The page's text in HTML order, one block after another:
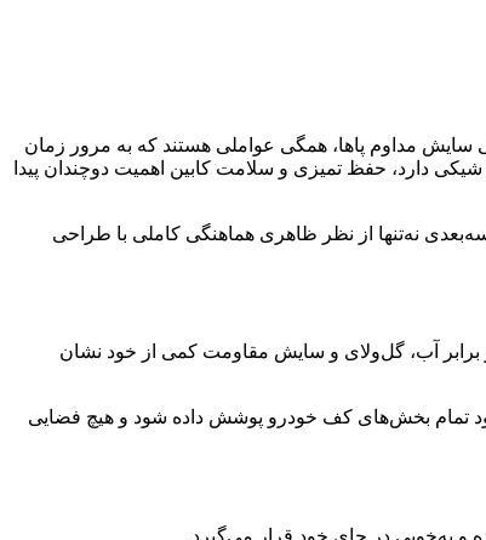
مداوم پاها، همگی عواملی هستند که به مرور زمان
به‌ویژه در خودرویی مانند هیوندای النترا 2023 که طراحی داخلی مدرن و شیکی دارد، حفظ تمیزی و سلامت کابین اهمیت دوچندان پیدا
نه‌تنها از نظر ظاهری هماهنگی کاملی با طراحی
برابر آب، گل‌ولای و سایش مقاومت کمی از خود نشان
محصول باعث می‌شود تمام بخش‌های کف خودرو پوشش داده شود و هیچ فضایی